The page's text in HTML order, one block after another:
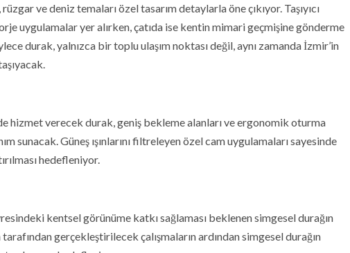
ve deniz temaları özel tasarım detaylarla öne çıkıyor. Taşıyıcı
uygulamalar yer alırken, çatıda ise kentin mimari geçmişine gönderme
durak, yalnızca bir toplu ulaşım noktası değil, aynı zamanda İzmir’in
hizmet verecek durak, geniş bekleme alanları ve ergonomik oturma
sunacak. Güneş ışınlarını filtreleyen özel cam uygulamaları sayesinde
hedefleniyor.
kentsel görünüme katkı sağlaması beklenen simgesel durağın
gerçekleştirilecek çalışmaların ardından simgesel durağın